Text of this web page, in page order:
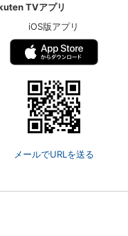
TVアプリ
iOS版アプリ
メールでURLを送る